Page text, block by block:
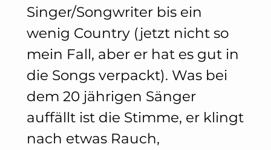
Singer/Songwriter bis ein
wenig Country (jetzt nicht so
mein Fall, aber er hat es gut in
die Songs verpackt). Was bei
dem 20 jährigen Sänger
auffällt ist die Stimme, er klingt
nach etwas Rauch,